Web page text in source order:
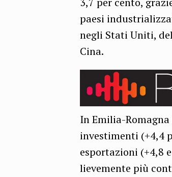
paesi
negli Stati Uniti,
Cina.
In Emilia-
investimenti (+4,4
esportazioni (+4,8
lievemente più